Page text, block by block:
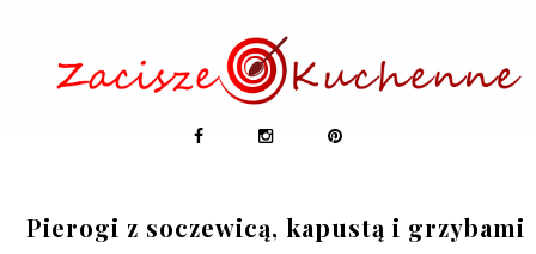
Pierogi z soczewicą, kapustą i grzybami